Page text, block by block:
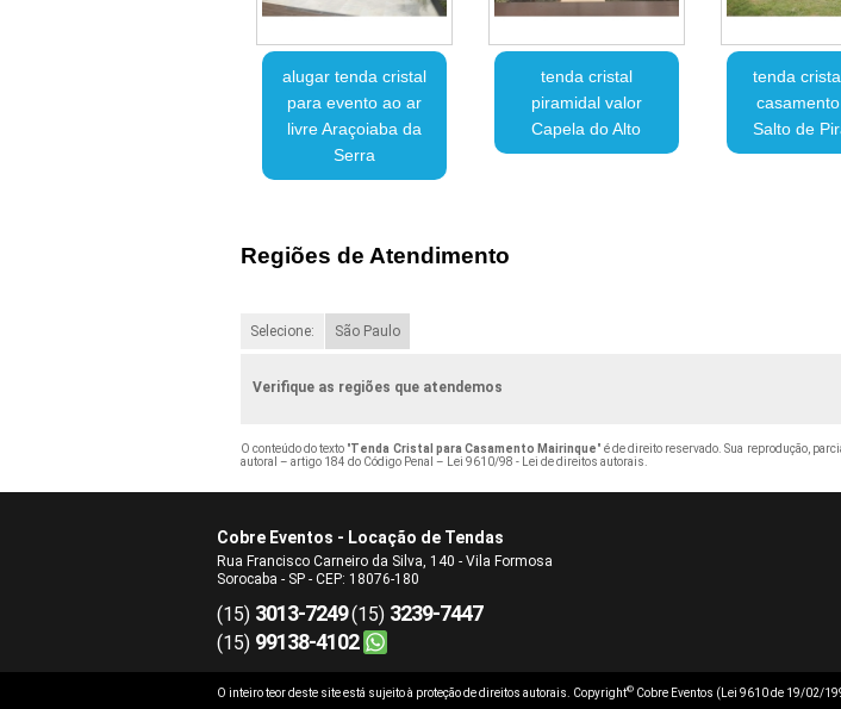
alugar tenda cristal
para evento ao ar
livre Araçoiaba da
Serra
tenda cristal
piramidal valor
Capela do Alto
tenda
Salto de
Regiões de Atendimento
Selecione: São Paulo
Verifique as regiões que atendemos
O conteúdo do texto "Tenda Cristal para Casamento Mairinque" é de direito reservado. Sua reprodução,
autoral – artigo 184 do Código Penal – Lei 9610/98 - Lei de direitos autorais.
Cobre Eventos - Locação de Tendas
Rua Francisco Carneiro da Silva, 140 - Vila Formosa
Sorocaba - SP - CEP: 18076-180
(15) 3013-7249(15) 3239-7447
(15) 99138-4102
O inteiro teor deste site está sujeito à proteção de direitos autorais. Copyright© Cobre Eventos (Lei 9610 de 19/02/